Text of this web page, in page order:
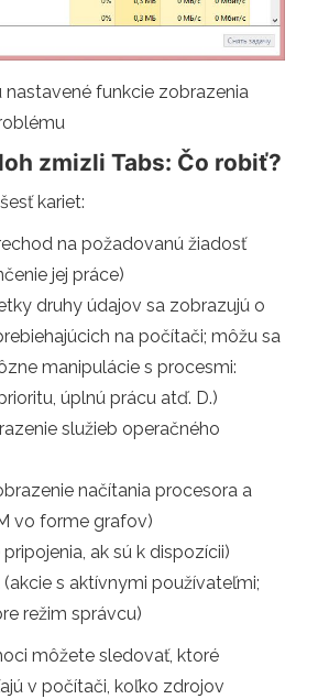
nastavené funkcie zobrazenia
zmizli Tabs: Čo robiť?
kariet:
na požadovanú žiadosť
jej práce)
druhy údajov sa zobrazujú o
na počítači; môžu sa
manipulácie s procesmi:
úplnú prácu atď. D.)
služieb operačného
načítania procesora a
vo forme grafov)
ak sú k dispozícii)
(akcie s aktívnymi používateľmi;
režim správcu)
môžete sledovať, ktoré
v počítači, koľko zdrojov